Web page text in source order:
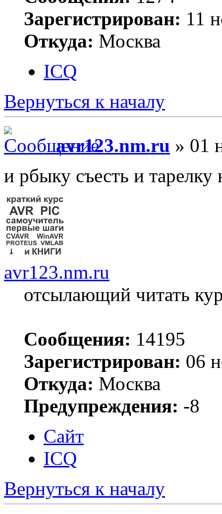
Зарегистрирован: 11
Откуда: Москва
ICQ
Вернуться к началу
avr123.nm.ru » 01
и рбыку съесть и
avr123.nm.ru
отсылающий читать
Сообщения: 14195
Зарегистрирован: 06
Откуда: Москва
Предупреждения: -8
Сайт
ICQ
Вернуться к началу